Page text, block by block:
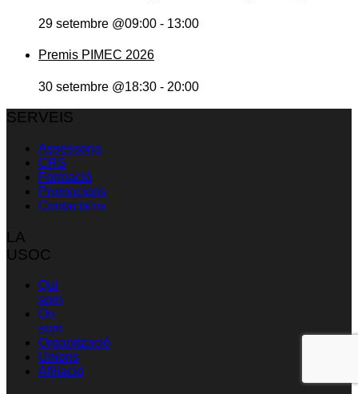
29 setembre @09:00 - 13:00
Premis PIMEC 2026
30 setembre @18:30 - 20:00
SERVEIS
Assessoria
CRS
Formació
Promocions
Contacta’ns
LA
USOC
Qui
som
On
som
Organització
Unions
Afiliació